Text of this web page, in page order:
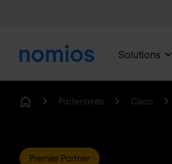
Solutions
Partenaires Cisco
Premier Partner